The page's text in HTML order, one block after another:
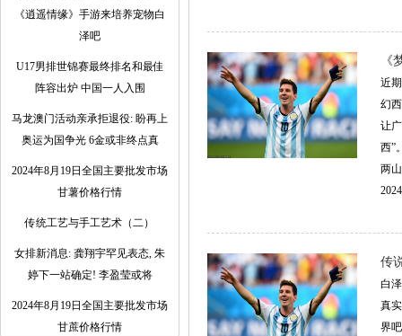
《逍遥情缘》手游来培养宠物白
泽吧
U17男排世锦赛最终排名和最佳
阵容出炉 中国一人入围
马龙澳门活动亲承拒退役: 盼再上
奥运为国争光 6金或非终点真
2024年8月19日全国主要批发市场
甘薯价格行情
传统工艺与手工艺术（二）
女排新消息: 龚翔宇罕见表态, 朱
婷下一站确定! 李盈莹或将
2024年8月19日全国主要批发市场
甘蔗价格行情
《
近
幻
让
西”
两
传
白
真
界